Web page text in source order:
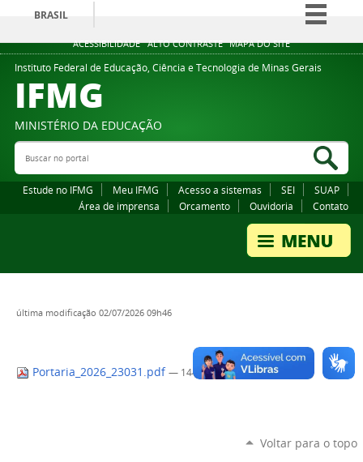
ACESSIBILIDADE ALTO CONTRASTE MAPA DO SITE
BRASIL
Simplifique!
Comunica BR
Legislação
Instituto Federal de Educação, Ciência e Tecnologia de Minas Gerais
IFMG
MINISTÉRIO DA EDUCAÇÃO
Buscar no portal
Estude no IFMG Meu IFMG Acesso a sistemas SEI
SUAP
Área de imprensa
Orcamento Ouvidoria Contato
última modificação 02/07/2026 09h46
Portaria_2026_23031.pdf — 1445 KB
Voltar para o topo